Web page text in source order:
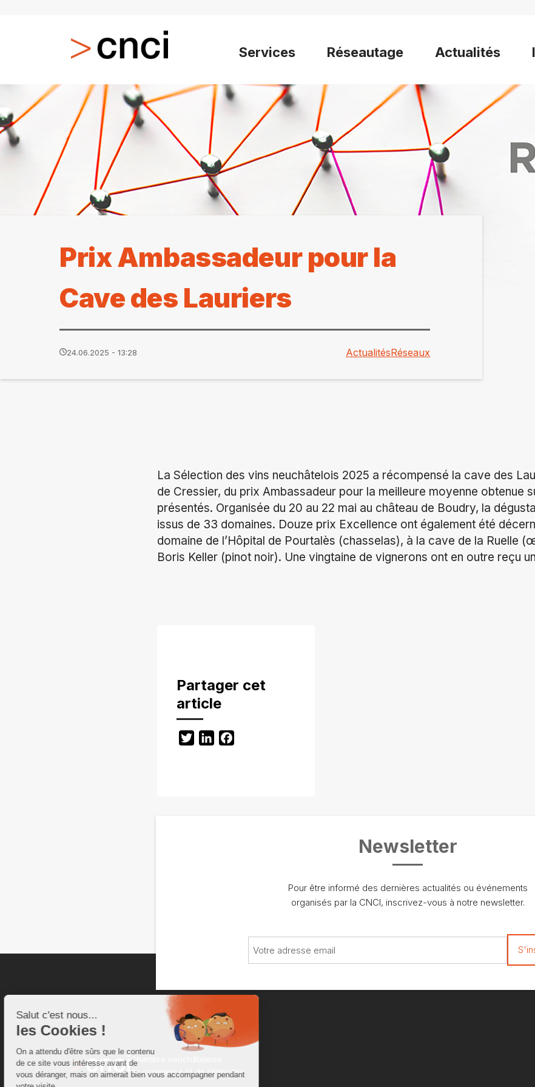
Services Réseautage Actualités
Prix Ambassadeur pour la
Cave des Lauriers
24.06.2025 - 13:28 ActualitésRéseaux
La Sélection des vins neuchâtelois 2025 a récompensé la cave des
de Cressier, du prix Ambassadeur pour la meilleure moyenne obtenue
présentés. Organisée du 20 au 22 mai au château de Boudry, la
issus de 33 domaines. Douze prix Excellence ont également été
domaine de l’Hôpital de Pourtalès (chasselas), à la cave de la Ruelle
Boris Keller (pinot noir). Une vingtaine de vignerons ont en outre reçu
Partager cet
article
TwitterLinkedIn
Newsletter
Pour être informé des dernières actualités ou événements
organisés par la CNCI, inscrivez-vous à notre newsletter.
Chambre neuchâteloise
du commerce et de l'industrie